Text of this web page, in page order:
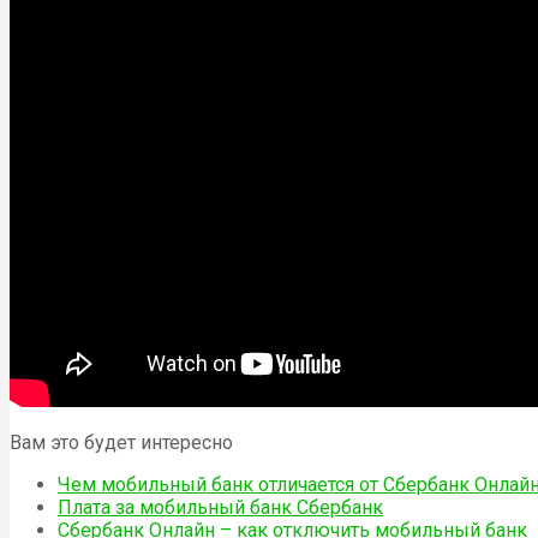
Вам это будет интересно
Чем мобильный банк отличается от Сбербанк
Плата за мобильный банк Сбербанк
Сбербанк Онлайн – как отключить мобильный банк